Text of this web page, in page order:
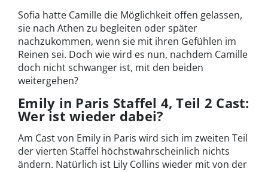
Sofia hatte Camille die Möglichkeit offen gelassen,
sie nach Athen zu begleiten oder später
nachzukommen, wenn sie mit ihren Gefühlen im
Reinen sei. Doch wie wird es nun, nachdem Camille
doch nicht schwanger ist, mit den beiden
weitergehen?
Emily in Paris Staffel 4, Teil 2 Cast:
Wer ist wieder dabei?
Am Cast von Emily in Paris wird sich im zweiten Teil
der vierten Staffel höchstwahrscheinlich nichts
ändern. Natürlich ist Lily Collins wieder mit von der